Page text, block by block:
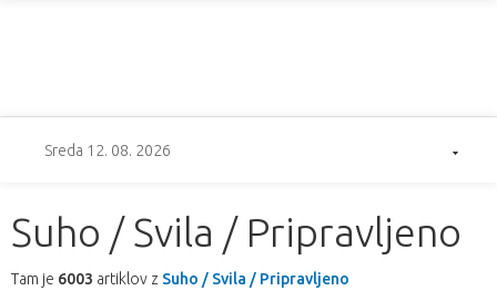
Sreda 12. 08. 2026
Suho / Svila / Pripravljeno
Tam je 6003 artiklov z Suho / Svila / Pripravljeno